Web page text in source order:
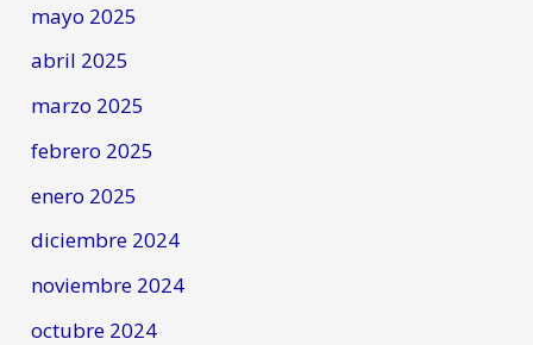
mayo 2025
abril 2025
marzo 2025
febrero 2025
enero 2025
diciembre 2024
noviembre 2024
octubre 2024